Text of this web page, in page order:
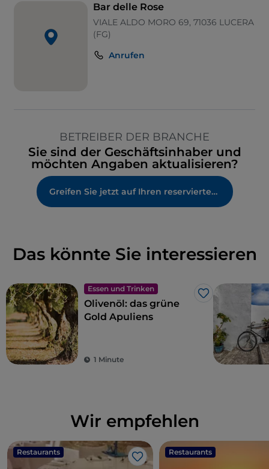
Bar delle Rose
VIALE ALDO MORO 69, 71036 LUCERA
(FG)
Anrufen
BETREIBER DER BRANCHE
Sie sind der Geschäftsinhaber und
möchten Angaben aktualisieren?
Greifen Sie jetzt auf Ihren reservierten Bereich zu
Das könnte Sie interessieren
Essen und Trinken
Like
Olivenöl: das grüne
Gold Apuliens
1 Minute
Wir empfehlen
Restaurants
Like
Restaurants